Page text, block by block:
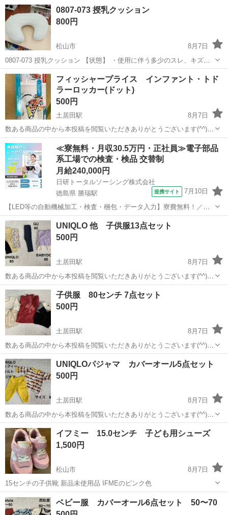
0807-073 授乳クッション
800円
松山市
8月7日
0807-073 授乳クッション 【状態】 ・使用に伴う多少のスレ、キズ、
落としきれない汚れなどございます ・詳細は現地でご確認ください ・
お値引きは出来かねますのでご了承願います ※中古品のため、状態に
つ...
愛媛 松山市 現地
フィッシャープライス インファント・トド
ラーロッカー(ドット)
500円
土居田駅
8月7日
数ある商品の中から本投稿を閲覧いただきありがとうございます(^^)
【フィッシャープライス インファント・トドラーロッカー(ドット)】
です。 赤ちゃんから18kgまでのお子様が使用できます(^^) 家事の間や
絵本を読む際に...
愛媛 松山市 土居田駅 ベビー用品
フィッシャープライス
≪寮無料・月収30.5万円・正社員≫電子部品
系工場での検査・検品 交替制
月給240,000円
日研トータルソーシング株式会社
徳島県 勝瑞駅
提携サイト 7月10日
【LED等の自動機械加工・検査・梱包・データ入力】寮費無料！／年
間休日は130日以上／未経験OK！ お仕事について スマートフォンやパ
ソコン、車などに使われるLED等の電子部品の製造とそれに付帯する
作業になります。①部品を...
徳島 鳴門市 その他
UNIQLO 他 子供服13点セット
500円
土居田駅
8月7日
数ある商品の中から本投稿を閲覧いただきありがとうございます(^^)
UNIQLO、ベビザラス、Samansa Mos2等で購入しました。子ども服
80センチの13点セットです。 多少の色褪せや毛玉等ございますが、ま
だまだご...
愛媛 松山市 土居田駅 キッズ用品 UNIQLO
子供服 80センチ 7点セット
500円
土居田駅
8月7日
数ある商品の中から本投稿を閲覧いただきありがとうございます(^^)
子ども服80センチ7点セットです。 寒い時期にお使いください♪ 多少
の毛玉等ございますが、まだまだご使用いただけるかと思います。 中
古品、自宅保管...
愛媛 松山市 土居田駅
UNIQLOパジャマ カバーオール5点セット
500円
土居田駅
8月7日
数ある商品の中から本投稿を閲覧いただきありがとうございます(^^)
・UNIQLOミッフィーキルトパジャマ80 ・UNIQLOくまキルトパジャ
マ90 ・UNIQLO長袖パジャマ80 ・UNIQLOキルトカバーオール80×2...
愛媛 松山市 UNIQLO
イフミー 15.0センチ 子ども用シューズ
1,500円
松山市
8月7日
15センチの子供靴 新品未使用品 IFMEのピンク色
愛媛 松山市 キッズ用品
ベビー服 カバーオール6点セット 50〜70